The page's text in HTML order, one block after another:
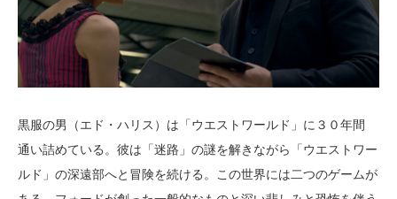
黒服の男（エド・ハリス）は「ウエストワールド」に３０年間
通い詰めている。彼は「迷路」の謎を解きながら「ウエストワー
ルド」の深遠部へと冒険を続ける。この世界には二つのゲームが